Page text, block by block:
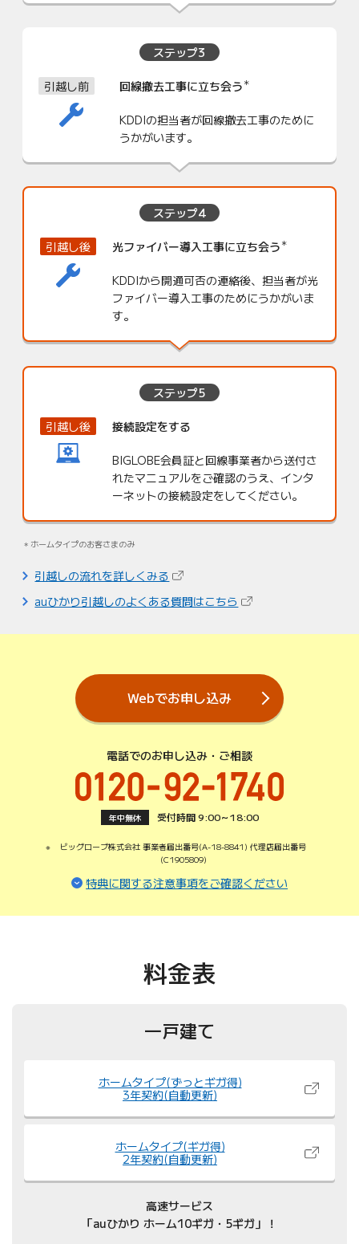
ステップ3
引越し前 回線撤去工事に立ち会う ＊
KDDIの担当者が回線撤去工事のために
うかがいます。
ステップ4
引越し後 光ファイバー導入工事に立ち会う ＊
KDDIから開通可否の連絡後、担当者が光
ファイバー導入工事のためにうかがいま
す。
ステップ5
引越し後 接続設定をする
BIGLOBE会員証と回線事業者から送付さ
れたマニュアルをご確認のうえ、インタ
ーネットの接続設定をしてください。
ホームタイプのお客さまのみ
引越しの流れを詳しくみる （新しいタブで開きます）
auひかり引越しのよくある質問はこちら （新しいタブで開きま
Webでお申し込み
電話でのお申し込み・ご相談
年中無休 受付時間 9:00～18:00
ビッグローブ株式会社 事業者届出番号(A-18-8841) 代理店届出番号
(C1905809)
特典に関する注意事項をご確認ください
料金表
一戸建て
ホームタイプ(ずっとギガ得)
3年契約(自動更新)
ホームタイプ(ギガ得)
2年契約(自動更新)
高速サービス
「auひかり ホーム10ギガ・5ギガ」！